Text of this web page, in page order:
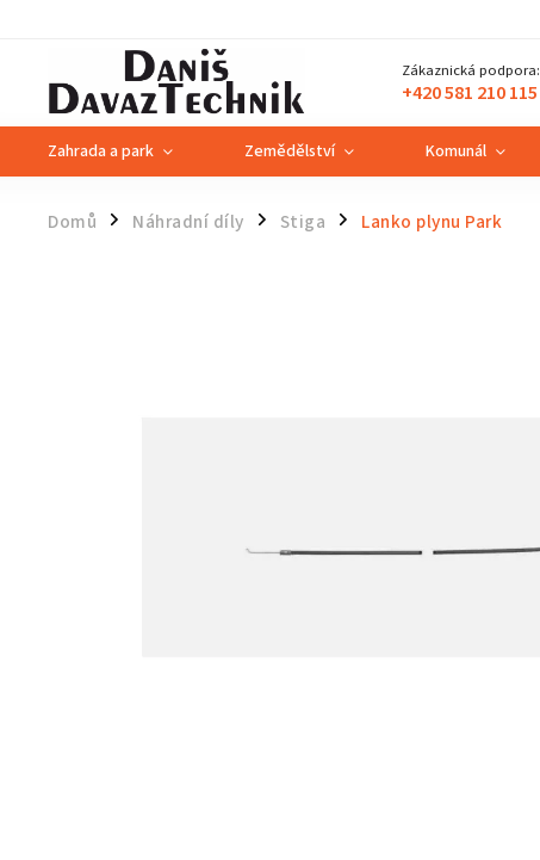
Zákaznická podpora:
+420 581 210 115
Zahrada a park Zemědělství Komunál
Domů / Náhradní díly / Stiga / Lanko plynu Park